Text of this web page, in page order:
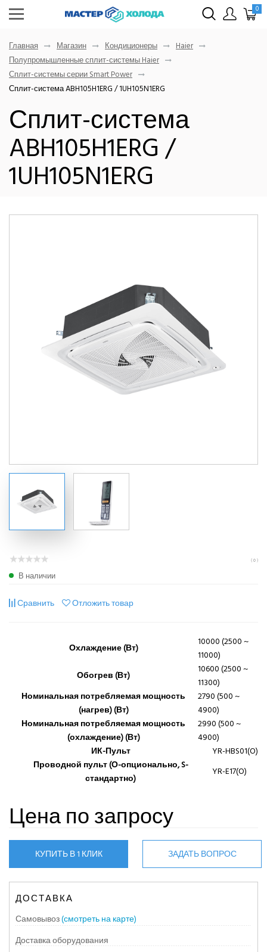
0
Главная Магазин Кондиционеры
Haier
Полупромышленные сплит-системы Haier
Сплит-системы серии Smart Power
Сплит-система ABH105H1ERG / 1UH105N1ERG
Сплит-система
ABH105H1ERG /
1UH105N1ERG
( 0 )
В наличии
Сравнить Отложить товар
Охлаждение (Вт)
10000 (2500 ~
11000)
Обогрев (Вт)
10600 (2500 ~
11300)
Номинальная потребляемая мощность
(нагрев) (Вт)
2790 (500 ~
4900)
Номинальная потребляемая мощность
(охлаждение) (Вт)
2990 (500 ~
4900)
ИК-Пульт
YR-HBS01(O)
Проводной пульт (О-опционально, S-
стандартно)
YR-E17(O)
Цена по запросу
КУПИТЬ В 1 КЛИК ЗАДАТЬ ВОПРОС
ДОСТАВКА
Самовывоз(смотреть на карте)
Доставка оборудования